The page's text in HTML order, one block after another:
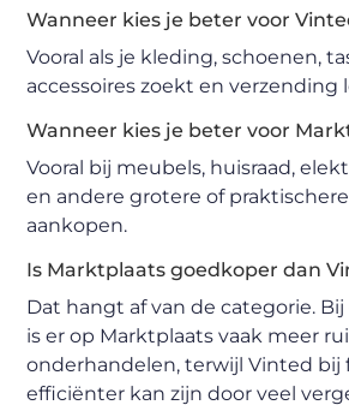
Wanneer kies je beter voor
Vooral als je kleding, schoenen,
accessoires zoekt en verzending
Wanneer kies je beter voor
Vooral bij meubels, huisraad,
en andere grotere of
aankopen.
Is Marktplaats goedkoper dan
Dat hangt af van de categorie.
is er op Marktplaats vaak meer
onderhandelen, terwijl Vinted bij
efficiënter kan zijn door veel